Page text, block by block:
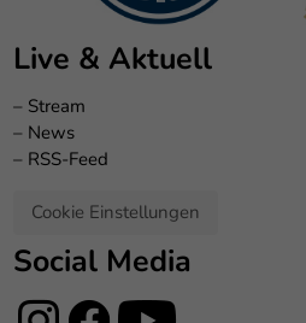
Live & Aktuell
– Stream
– News
– RSS-Feed
Cookie Einstellungen
Social Media